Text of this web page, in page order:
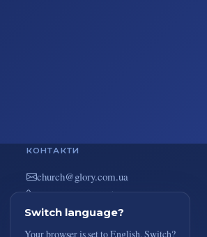
КОНТАКТИ
au.moc.yrolg@hcruhc
+38(044) 383-73-51
вул. В. Покотила 7/2, Київ
Switch language?
Your browser is set to English. Switch?